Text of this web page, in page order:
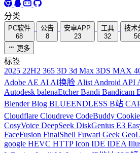
分类
PC软件
68
公告
8
安卓APP
23
工具
32
技术
更多
标签
2025 22H2 365 3D 3d Max 3DS MAX
Adobe AE AI AI换脸 Alist Android API
Autodesk balenaEtcherBandi Bandicam
BlenderBlog BLUEENDLESS B站
Cloudflare Cloudreve CodeBuddy
CosyVoice DeepSeek DiskGenius E3
FaceFusion FinalShell Fuwari Geek
google HEVC HTTPIcon IDE IDEA